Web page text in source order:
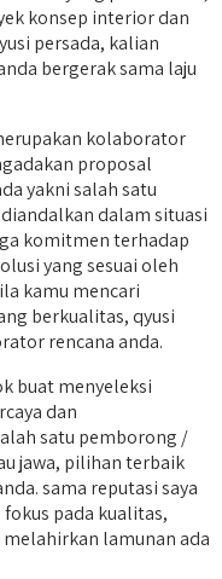
konsep interior dan
persada, kalian
bergerak sama laju
kolaborator
proposal
yakni salah satu
dalam situasi
komitmen terhadap
yang sesuai oleh
kamu mencari
berkualitas, qyusi
rencana anda.
buat menyeleksi
dan
satu pemborong /
jawa, pilihan terbaik
sama reputasi saya
pada kualitas,
lamunan ada